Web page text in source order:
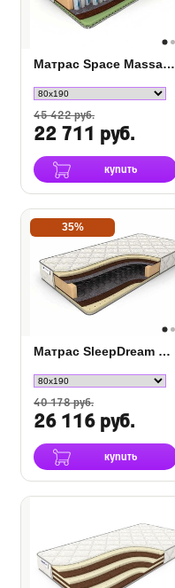
Матрас Space Massage DS
45 422 руб.
22 711 руб.
купить
35%
Матрас SleepDream Medium Bonnel
40 178 руб.
26 116 руб.
купить